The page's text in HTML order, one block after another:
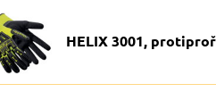
HELIX 3001,